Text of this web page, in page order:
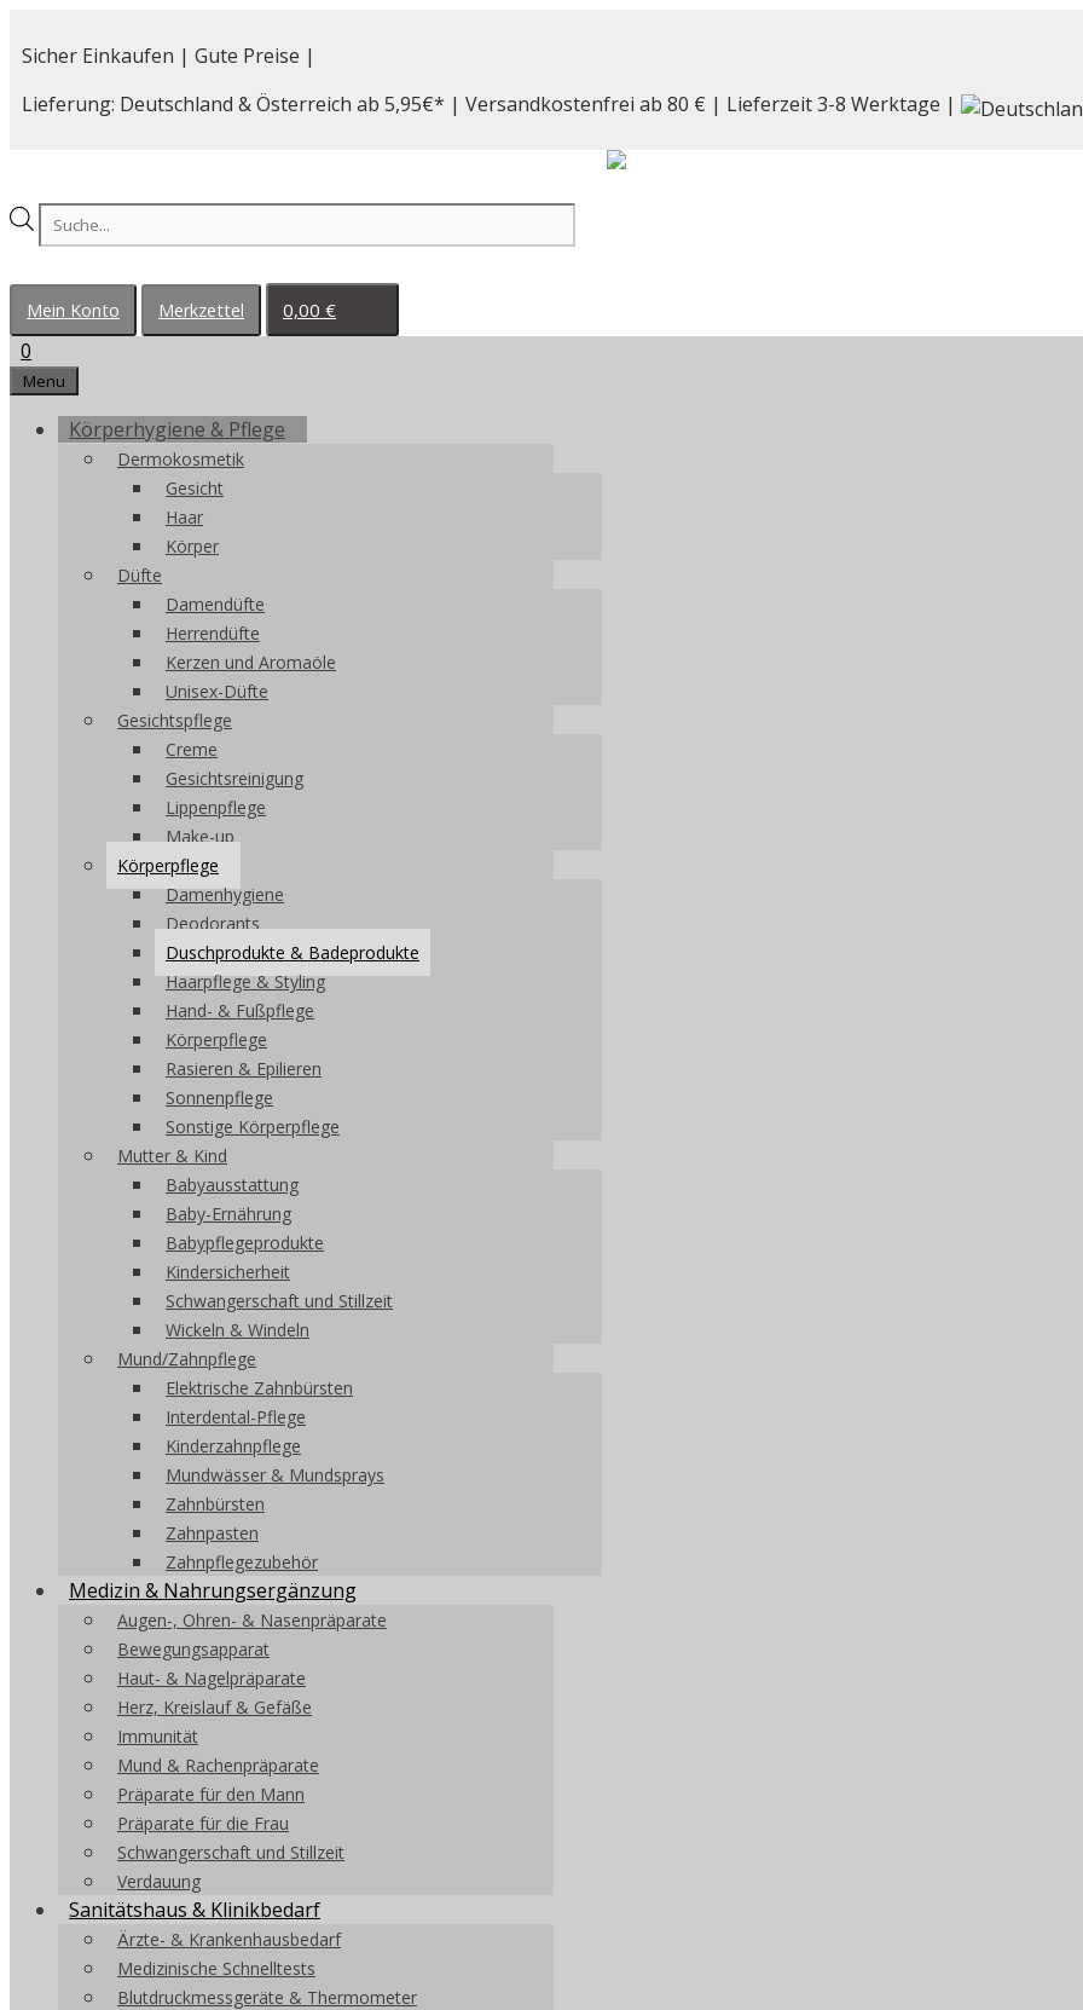
Inhalt
Sicher Einkaufen | Gute Preise |
Lieferung: Deutschland & Österreich ab 5,95€* | Versandkostenfrei ab 80 € | Lieferzeit 3-8 Werktage |
Products
search
Mein Konto Merkzettel 0,00 €
0
Menu
Körperhygiene & Pflege
Dermokosmetik
Gesicht
Haar
Körper
Düfte
Damendüfte
Herrendüfte
Kerzen und Aromaöle
Unisex-Düfte
Gesichtspflege
Creme
Gesichtsreinigung
Lippenpflege
Make-up
Körperpflege
Damenhygiene
Deodorants
Duschprodukte & Badeprodukte
Haarpflege & Styling
Hand- & Fußpflege
Körperpflege
Rasieren & Epilieren
Sonnenpflege
Sonstige Körperpflege
Mutter & Kind
Babyausstattung
Baby-Ernährung
Babypflegeprodukte
Kindersicherheit
Schwangerschaft und Stillzeit
Wickeln & Windeln
Mund/Zahnpflege
Elektrische Zahnbürsten
Interdental-Pflege
Kinderzahnpflege
Mundwässer & Mundsprays
Zahnbürsten
Zahnpasten
Zahnpflegezubehör
Medizin & Nahrungsergänzung
Augen-, Ohren- & Nasenpräparate
Bewegungsapparat
Haut- & Nagelpräparate
Herz, Kreislauf & Gefäße
Immunität
Mund & Rachenpräparate
Präparate für den Mann
Präparate für die Frau
Schwangerschaft und Stillzeit
Verdauung
Sanitätshaus & Klinikbedarf
Ärzte- & Krankenhausbedarf
Medizinische Schnelltests
Blutdruckmessgeräte & Thermometer